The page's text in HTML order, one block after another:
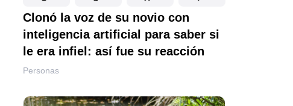
Clonó la voz de su novio con
inteligencia artificial para saber si
le era infiel: así fue su reacción
Personas